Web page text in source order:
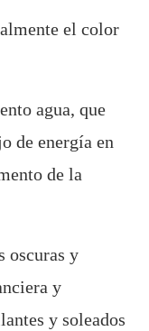
el color
agua, que
de energía en
de la
oscuras y
y
y soleados